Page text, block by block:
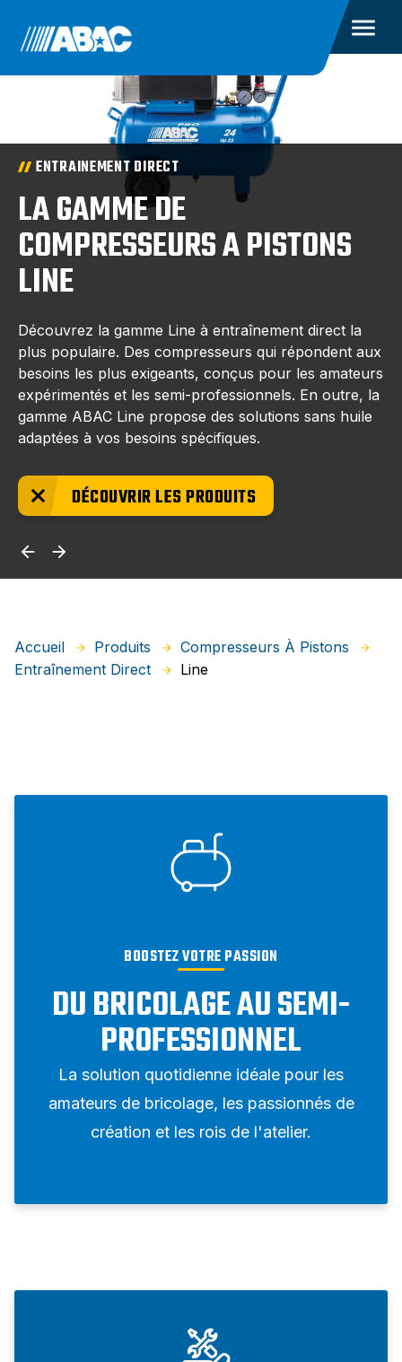
ENTRAINEMENT DIRECT
LA GAMME DE
COMPRESSEURS A PISTONS
LINE
Découvrez la gamme Line à entraînement direct la
plus populaire. Des compresseurs qui répondent aux
besoins les plus exigeants, conçus pour les amateurs
expérimentés et les semi-professionnels. En outre, la
gamme ABAC Line propose des solutions sans huile
adaptées à vos besoins spécifiques.
DÉCOUVRIR LES PRODUITS
Accueil Produits
Compresseurs À Pistons
Entraînement Direct
Line
BOOSTEZ VOTRE PASSION
DU BRICOLAGE AU SEMI-
PROFESSIONNEL
La solution quotidienne idéale pour les
amateurs de bricolage, les passionnés de
création et les rois de l'atelier.